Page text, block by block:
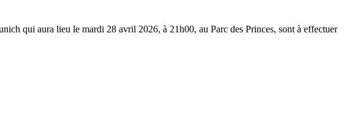
qui aura lieu le mardi 28 avril 2026, à 21h00, au Parc des Princes, sont à effectuer